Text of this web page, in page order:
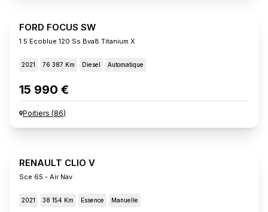
FORD FOCUS SW
1.5 Ecoblue 120 Ss Bva8 Titanium X
2021 76 387 Km Diesel Automatique
15 990 €
Poitiers (86)
RENAULT CLIO V
Sce 65 - Air Nav
2021 38 154 Km Essence Manuelle